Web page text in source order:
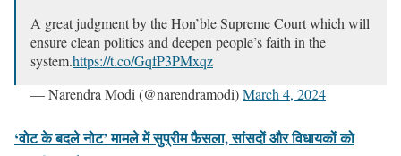
A great judgment by the Hon’ble Supreme Court which will
ensure clean politics and deepen people’s faith in the
system.https://t.co/GqfP3PMxqz
— Narendra Modi (@narendramodi)March 4, 2024
‘वोट के बदले नोट’ मामले में सुप्रीम फैसला, सांसदों और विधायकों को